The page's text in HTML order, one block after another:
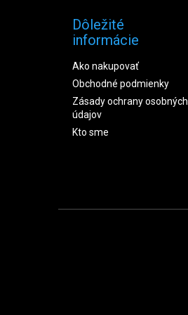
Dôležité
informácie
Ako nakupovať
Obchodné podmienky
Zásady ochrany osobných
údajov
Kto sme